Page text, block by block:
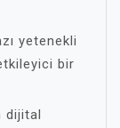
yetenekli
bir
dijital